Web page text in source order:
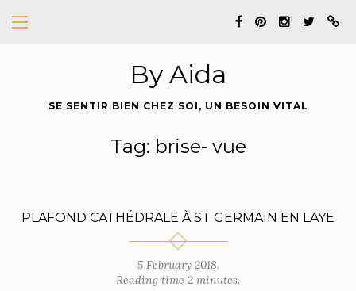
By Aida
SE SENTIR BIEN CHEZ SOI, UN BESOIN VITAL
Tag: brise- vue
PLAFOND CATHÉDRALE À ST GERMAIN EN LAYE
5 February 2018.
Reading time 2 minutes.